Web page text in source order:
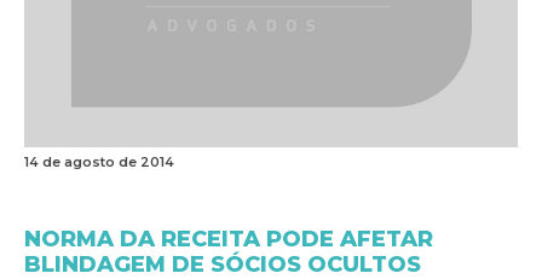
14 de agosto de 2014
NORMA DA RECEITA PODE AFETAR
BLINDAGEM DE SÓCIOS OCULTOS